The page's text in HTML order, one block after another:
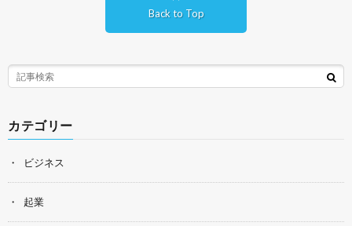
Back to Top
カテゴリー
ビジネス
起業